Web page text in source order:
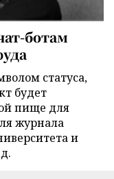
ботам
статуса,
будет
пище для
журнала
и